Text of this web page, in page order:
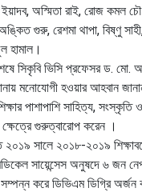
ইয়াদব, অস্মিতা রাই, রোজ কমল
গুরু, রেশমা থাপা, বিষ্ণু
হামাল।
সিকৃবি ভিসি প্রফেসর ড. মো.
মনোযোগী হওয়ার আহবান
পাশাপাশি সাহিত্য, সংস্কৃতি
ক্ষেত্রে গুরুত্বারোপ করেন ।
সালে ২০১৮-২০১৯
সায়েন্সেস অনুষদে ৬ জন
করে ডিভিএম ডিগ্রি